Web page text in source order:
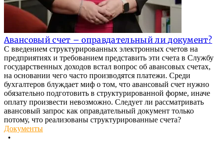
Авансовый счет – оправдательный ли документ?
С введением структурированных электронных счетов на
предприятиях и требованием представить эти счета в Службу
государственных доходов встал вопрос об авансовых счетах,
на основании чего часто производятся платежи. Среди
бухгалтеров блуждает миф о том, что авансовый счет нужно
обязательно подготовить в структурированной форме, иначе
оплату произвести невозможно. Следует ли рассматривать
авансовый запрос как оправдательный документ только
потому, что реализованы структурированные счета?
Документы
•